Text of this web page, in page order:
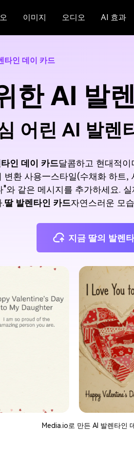
이미지 오디오 AI 효과
타인 데이 카드
한 AI 발
어린 AI 발렌
인 데이 카드달콤하고 현대적
변환 사용—스타일(수채화 하트,
와 같은 메시지를 추가하세요.
딸 발렌타인 카드자연스러운 모
지금 딸의 발렌
Media.io로 만든 AI 발렌타인